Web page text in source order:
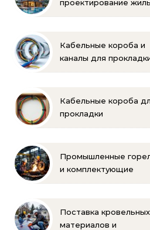
проектирование
Кабельные короба и
каналы для
Кабельные короба
прокладки
Промышленные
и комплектующие
Поставка кровельных
материалов и